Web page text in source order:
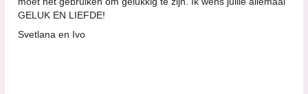
GELUK EN LIEFDE!
Svetlana en Ivo